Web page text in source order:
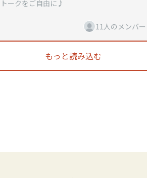
トークをご自由に♪
11人のメンバー
もっと読み込む